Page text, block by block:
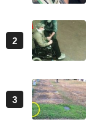
2
3